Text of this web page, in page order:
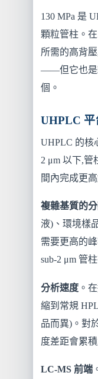
130 MPa 是
顆粒管柱。
所需的高背
——但它也是
個。
UHPLC 平
UHPLC 的核
2 μm 以下,
間內完成更
複雜基質的
液)、環境樣
需要更高的
sub-2 μm 管
分析速度。
縮到常規
品而異)。對
度差距會累
LC-MS 前端